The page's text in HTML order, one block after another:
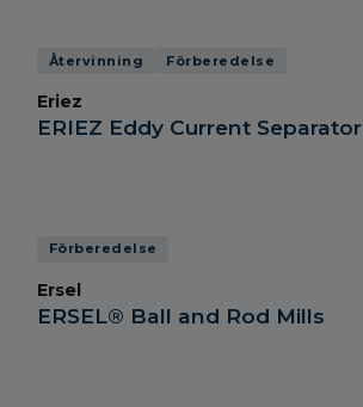
Återvinning Förberedelse
Eriez
ERIEZ Eddy Current Separator
Förberedelse
Ersel
ERSEL® Ball and Rod Mills